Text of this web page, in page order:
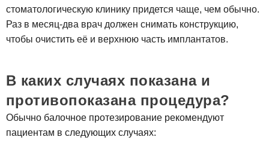
стоматологическую клинику придется чаще, чем обычно.
Раз в месяц-два врач должен снимать конструкцию,
чтобы очистить её и верхнюю часть имплантатов.
В каких случаях показана и
противопоказана процедура?
Обычно балочное протезирование рекомендуют
пациентам в следующих случаях: